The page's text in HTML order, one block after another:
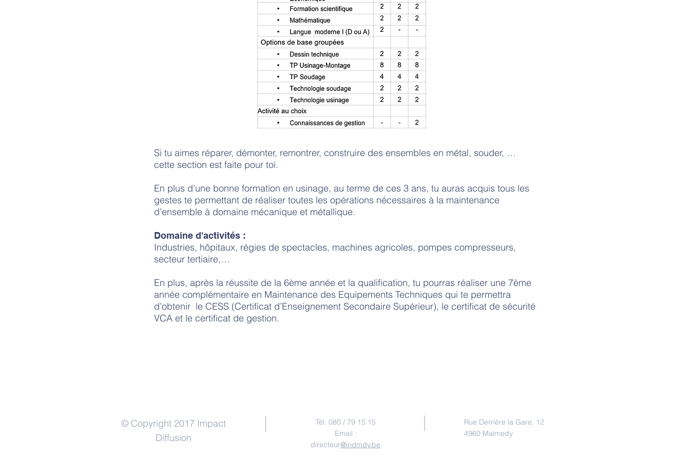
Si tu aimes réparer, démonter, remontrer, construire des ensembles en métal, souder, …
cette section est faite pour toi.
En plus d’une bonne formation en usinage, au terme de ces 3 ans, tu auras acquis tous les
gestes te permettant de réaliser toutes les opérations nécessaires à la maintenance
d’ensemble à domaine mécanique et métallique.
Domaine d'activités :
Industries, hôpitaux, régies de spectacles, machines agricoles, pompes compresseurs,
secteur tertiaire,…
En plus, après la réussite de la 6ème année et la qualification, tu pourras réaliser une 7ème
année complémentaire en Maintenance des Equipements Techniques qui te permettra
d’obtenir le CESS (Certificat d’Enseignement Secondaire Supérieur), le certificat de sécurité
VCA et le certificat de gestion.
© Copyright 2017 Impact
Diffusion
Tél. 080 / 79 15 15
Email :
directeur@indmdy.be
Rue Derrière la Gare, 12
4960 Malmedy